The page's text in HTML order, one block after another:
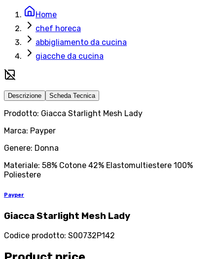
Home
chef horeca
abbigliamento da cucina
giacche da cucina
Descrizione Scheda Tecnica
Prodotto: Giacca Starlight Mesh Lady
Marca: Payper
Genere: Donna
Materiale: 58% Cotone 42% Elastomultiestere 100%
Poliestere
Payper
Giacca Starlight Mesh Lady
Codice prodotto: S00732P142